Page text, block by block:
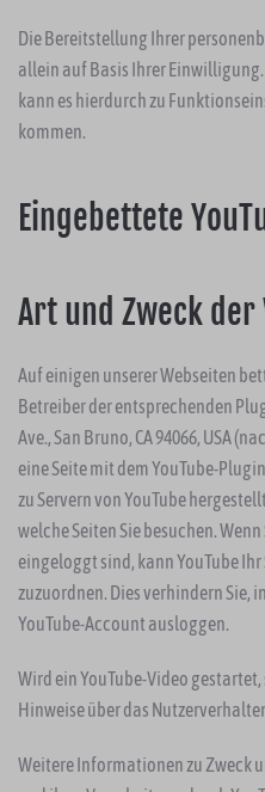
Die Bereitstellung Ihrer
allein auf Basis Ihrer
kann es hierdurch zu
kommen.
Eingebettete
Art und Zweck
Auf einigen unserer Webseiten
Betreiber der entsprechenden
Ave., San Bruno, CA 94066, USA
eine Seite mit dem YouTube-
zu Servern von YouTube
welche Seiten Sie besuchen.
eingeloggt sind, kann YouTube
zuzuordnen. Dies verhindern Sie,
YouTube-Account ausloggen.
Wird ein YouTube-Video
Hinweise über das
Weitere Informationen zu Zweck